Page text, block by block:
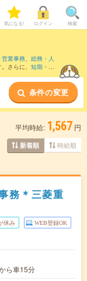
気になる! ログイン 検索
営業事務、 総務・人
さらに、 短期 ・ 単
条件の変更
平均時給: 1,567 円
新着順 時給順
務＊三菱重
休み WEB登録OK
ら車15分